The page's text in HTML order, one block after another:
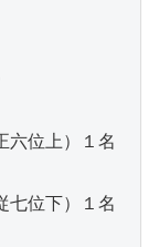
位上）１名
位下）１名